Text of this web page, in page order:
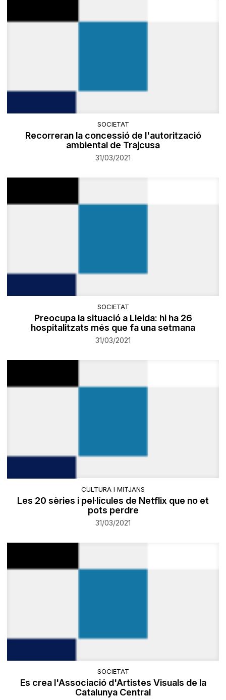
SOCIETAT
Recorreran la concessió de l'autorització
ambiental de Trajcusa
31/03/2021
SOCIETAT
Preocupa la situació a Lleida: hi ha 26
hospitalitzats més que fa una setmana
31/03/2021
CULTURA I MITJANS
Les 20 sèries i pel·lícules de Netflix que no et
pots perdre
31/03/2021
SOCIETAT
Es crea l'Associació d'Artistes Visuals de la
Catalunya Central